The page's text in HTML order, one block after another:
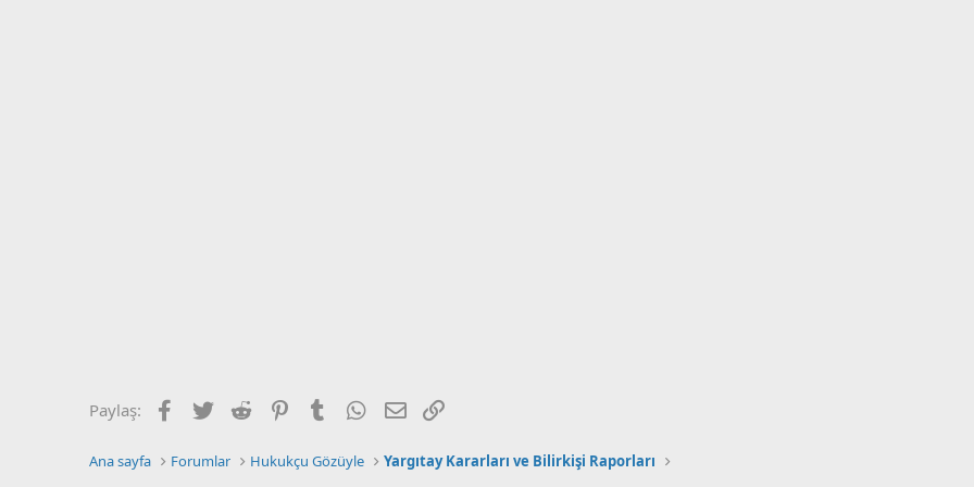
Paylaş: Facebook
Twitter Reddit PinterestTumblr WhatsApp
E-posta
Ana sayfa Forumlar Hukukçu Gözüyle Yargıtay Kararları ve Bilirkişi Raporları